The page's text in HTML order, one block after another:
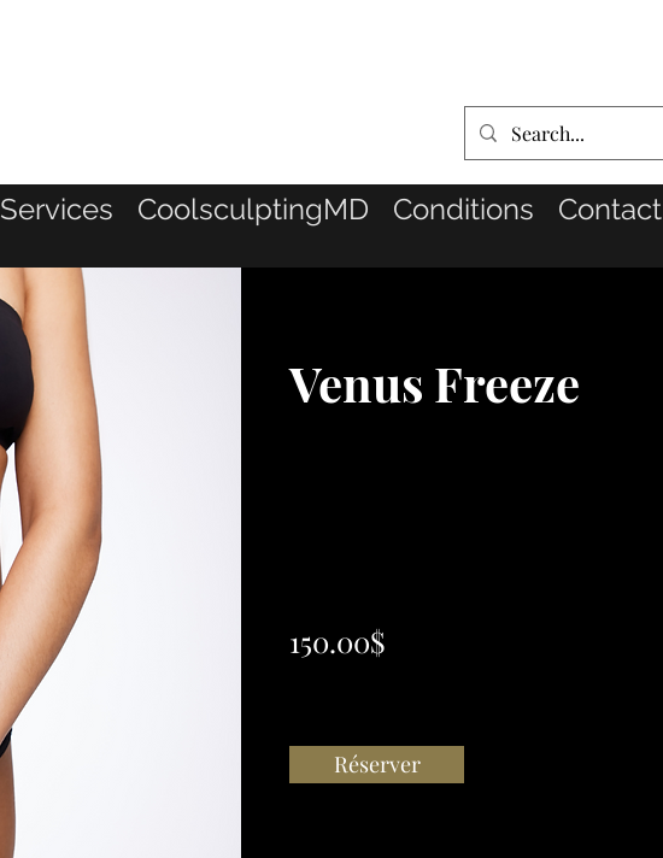
Services CoolsculptingMD Conditions Contact
Venus Freeze
150.00$
Réserver